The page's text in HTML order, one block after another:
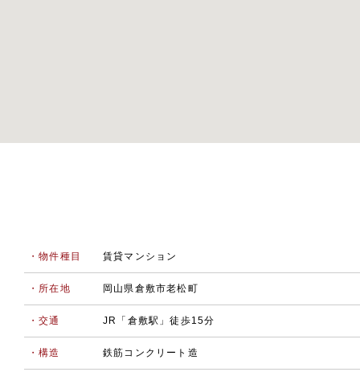
・物件種目 賃貸マンション
・所在地 岡山県倉敷市老松町
・交通 JR「倉敷駅」徒歩15分
・構造 鉄筋コンクリート造